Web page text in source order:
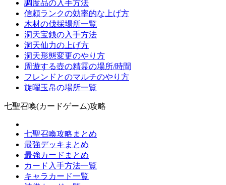
調度品の入手方法
信頼ランクの効率的な上げ方
木材の伐採場所一覧
洞天宝銭の入手方法
洞天仙力の上げ方
洞天形態変更のやり方
周遊する壺の精霊の場所/時間
フレンドとのマルチのやり方
旋曜玉帛の場所一覧
七聖召喚(カードゲーム)攻略
七聖召喚攻略まとめ
最強デッキまとめ
最強カードまとめ
カード入手方法一覧
キャラカード一覧